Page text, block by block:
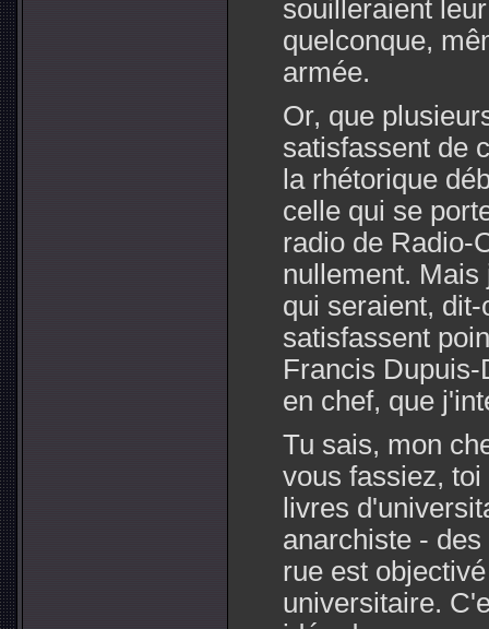
souilleraient
quelconque,
armée.
Or, que
satisfassent de
la rhétorique
celle qui se
radio de Radio-
nullement. Mais
qui seraient,
satisfassent
Francis
en chef, que
Tu sais, mon
vous fassiez,
livres
anarchiste -
rue est
universitaire.